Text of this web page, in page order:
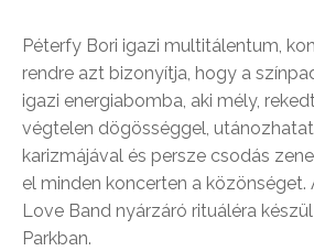
Péterfy Bori igazi multitálentum,
rendre azt bizonyítja, hogy a
igazi energiabomba, aki mély,
végtelen dögösséggel,
karizmájával és persze csodás
el minden koncerten a közönséget.
Love Band nyárzáró rituáléra
Parkban.